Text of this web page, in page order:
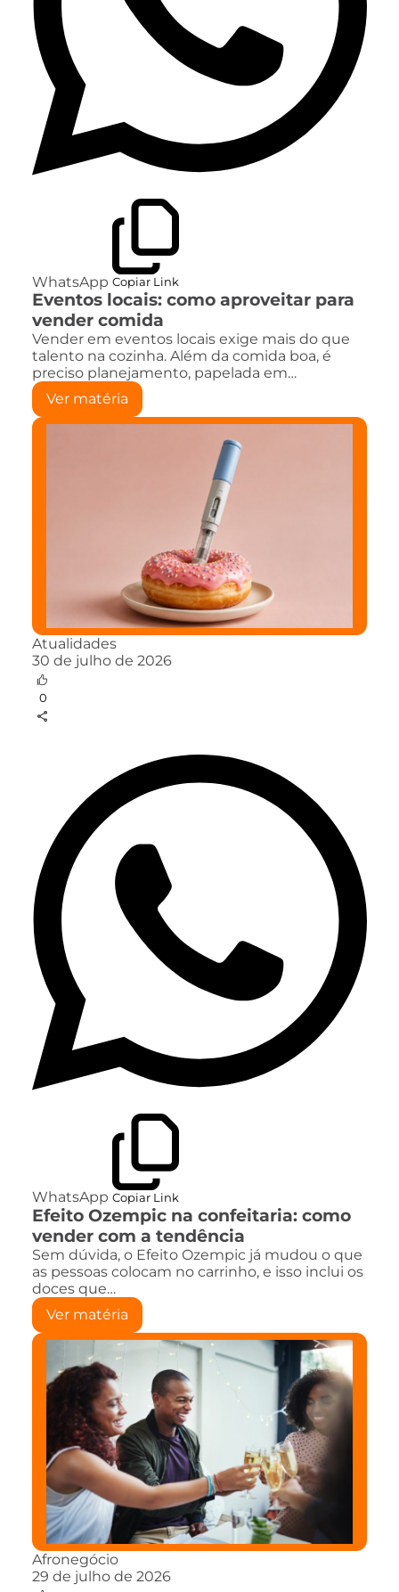
WhatsApp Copiar Link
Eventos locais: como aproveitar para
vender comida
Vender em eventos locais exige mais do que
talento na cozinha. Além da comida boa, é
preciso planejamento, papelada em…
Ver matéria
Atualidades
30 de julho de 2026
0
WhatsApp Copiar Link
Efeito Ozempic na confeitaria: como
vender com a tendência
Sem dúvida, o Efeito Ozempic já mudou o que
as pessoas colocam no carrinho, e isso inclui os
doces que…
Ver matéria
Afronegócio
29 de julho de 2026